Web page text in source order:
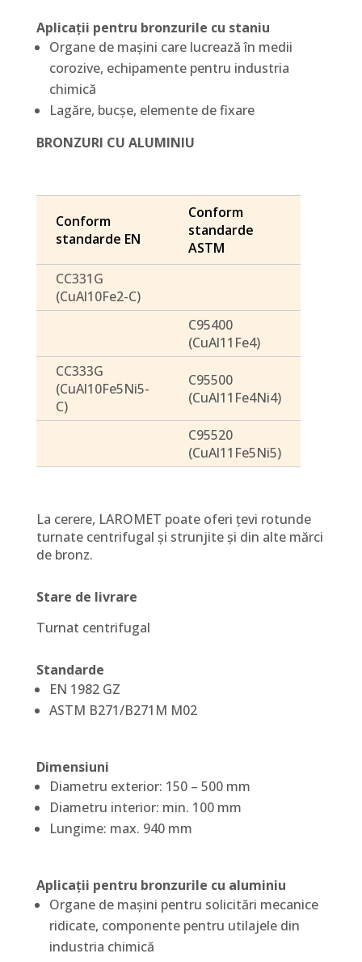
Aplicații pentru bronzurile cu staniu
Organe de mașini care lucrează în medii
corozive, echipamente pentru industria
chimică
Lagăre, bucșe, elemente de fixare
BRONZURI CU ALUMINIU
Conform
standarde EN
Conform
standarde
ASTM
CC331G
(CuAl10Fe2-C)
C95400
(CuAl11Fe4)
CC333G
(CuAl10Fe5Ni5-
C)
C95500
(CuAl11Fe4Ni4)
C95520
(CuAl11Fe5Ni5)
La cerere, LAROMET poate oferi țevi rotunde
turnate centrifugal și strunjite și din alte mărci
de bronz.
Stare de livrare
Turnat centrifugal
Standarde
EN 1982 GZ
ASTM B271/B271M M02
Dimensiuni
Diametru exterior: 150 – 500 mm
Diametru interior: min. 100 mm
Lungime: max. 940 mm
Aplicații pentru bronzurile cu aluminiu
Organe de mașini pentru solicitări mecanice
ridicate, componente pentru utilajele din
industria chimică